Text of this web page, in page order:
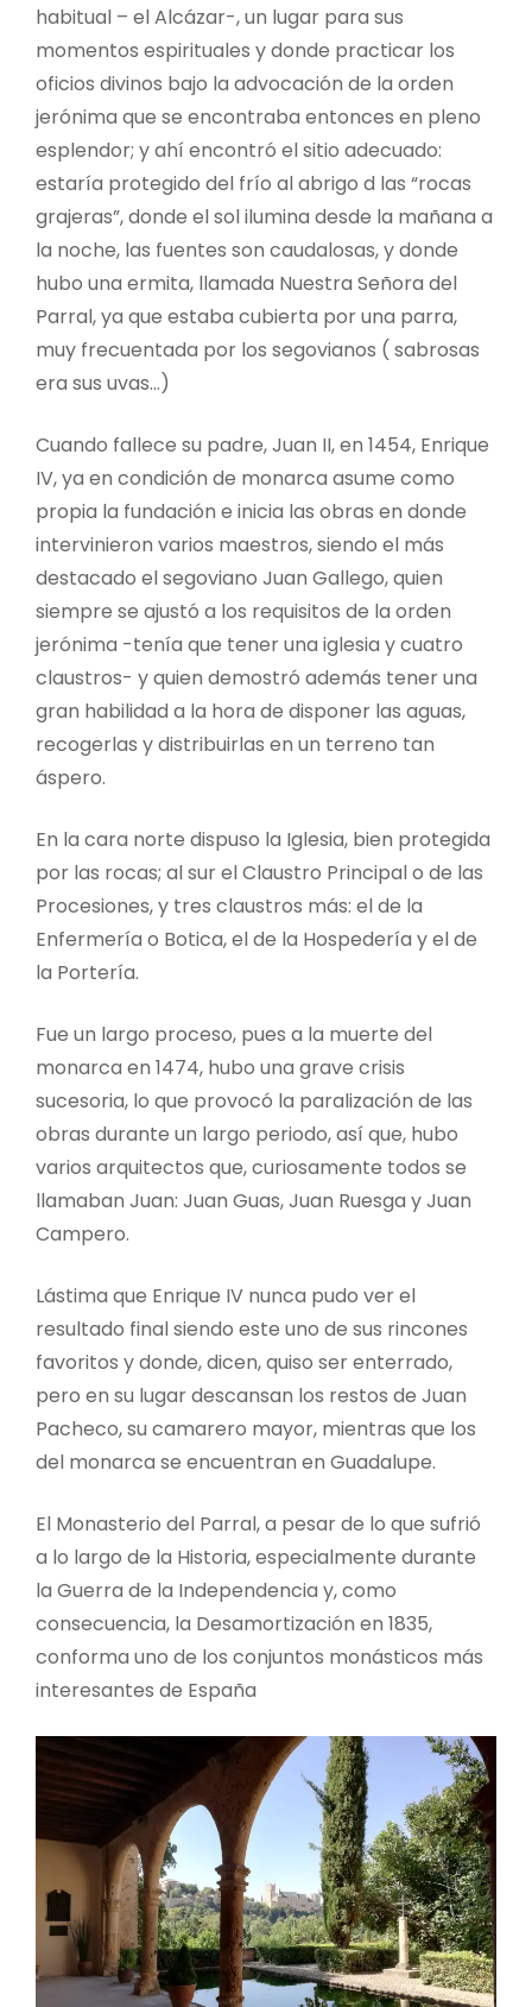
habitual – el Alcázar-, un lugar para sus
momentos espirituales y donde practicar los
oficios divinos bajo la advocación de la orden
jerónima que se encontraba entonces en pleno
esplendor; y ahí encontró el sitio adecuado:
estaría protegido del frío al abrigo d las “rocas
grajeras”, donde el sol ilumina desde la mañana a
la noche, las fuentes son caudalosas, y donde
hubo una ermita, llamada Nuestra Señora del
Parral, ya que estaba cubierta por una parra,
muy frecuentada por los segovianos ( sabrosas
era sus uvas…)
Cuando fallece su padre, Juan II, en 1454, Enrique
IV, ya en condición de monarca asume como
propia la fundación e inicia las obras en donde
intervinieron varios maestros, siendo el más
destacado el segoviano Juan Gallego, quien
siempre se ajustó a los requisitos de la orden
jerónima -tenía que tener una iglesia y cuatro
claustros- y quien demostró además tener una
gran habilidad a la hora de disponer las aguas,
recogerlas y distribuirlas en un terreno tan
áspero.
En la cara norte dispuso la Iglesia, bien protegida
por las rocas; al sur el Claustro Principal o de las
Procesiones, y tres claustros más: el de la
Enfermería o Botica, el de la Hospedería y el de
la Portería.
Fue un largo proceso, pues a la muerte del
monarca en 1474, hubo una grave crisis
sucesoria, lo que provocó la paralización de las
obras durante un largo periodo, así que, hubo
varios arquitectos que, curiosamente todos se
llamaban Juan: Juan Guas, Juan Ruesga y Juan
Campero.
Lástima que Enrique IV nunca pudo ver el
resultado final siendo este uno de sus rincones
favoritos y donde, dicen, quiso ser enterrado,
pero en su lugar descansan los restos de Juan
Pacheco, su camarero mayor, mientras que los
del monarca se encuentran en Guadalupe.
El Monasterio del Parral, a pesar de lo que sufrió
a lo largo de la Historia, especialmente durante
la Guerra de la Independencia y, como
consecuencia, la Desamortización en 1835,
conforma uno de los conjuntos monásticos más
interesantes de España